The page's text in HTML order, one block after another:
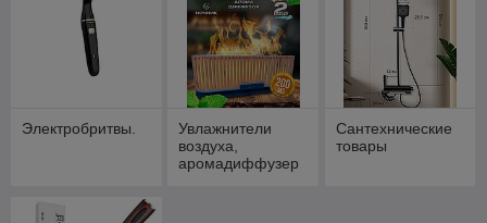
Электробритвы.
Увлажнители
воздуха,
аромадиффузер
Сантехнические
товары